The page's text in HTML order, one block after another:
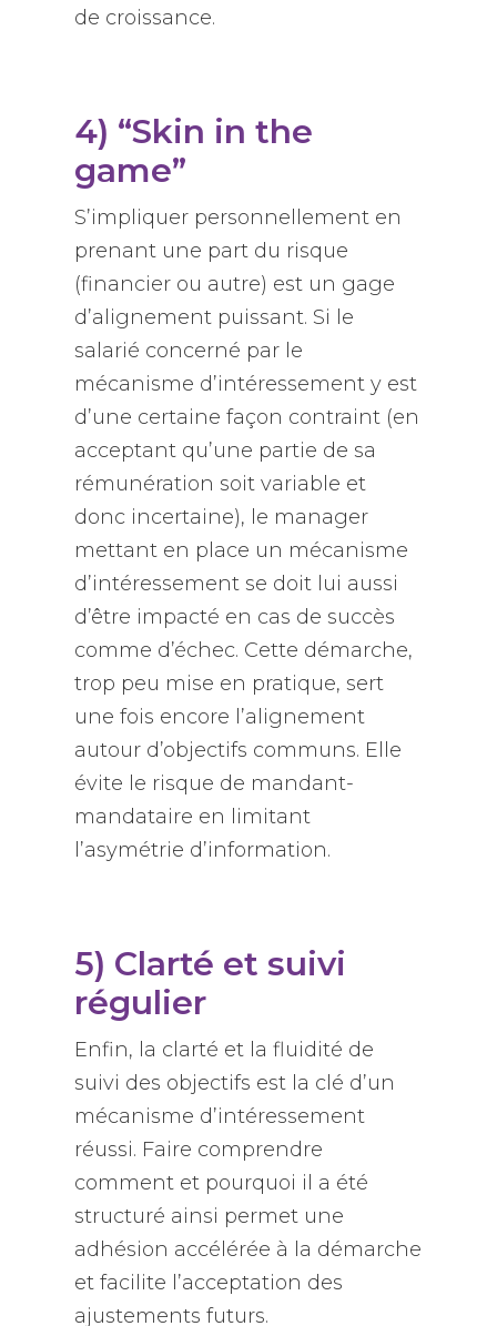
de croissance.
4) “Skin in the
game”
S’impliquer personnellement en
prenant une part du risque
(financier ou autre) est un gage
d’alignement puissant. Si le
salarié concerné par le
mécanisme d’intéressement y est
d’une certaine façon contraint (en
acceptant qu’une partie de sa
rémunération soit variable et
donc incertaine), le manager
mettant en place un mécanisme
d’intéressement se doit lui aussi
d’être impacté en cas de succès
comme d’échec. Cette démarche,
trop peu mise en pratique, sert
une fois encore l’alignement
autour d’objectifs communs. Elle
évite le risque de mandant-
mandataire en limitant
l’asymétrie d’information.
5) Clarté et suivi
régulier
Enfin, la clarté et la fluidité de
suivi des objectifs est la clé d’un
mécanisme d’intéressement
réussi. Faire comprendre
comment et pourquoi il a été
structuré ainsi permet une
adhésion accélérée à la démarche
et facilite l’acceptation des
ajustements futurs.